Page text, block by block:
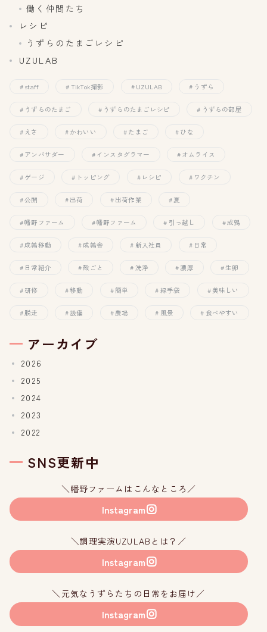
働く仲間たち
レシピ
うずらのたまごレシピ
UZULAB
staff TikTok撮影 UZULAB うずら
うずらのたまご うずらのたまごレシピ うずらの部屋
えさ かわいい たまご ひな
アンバサダー インスタグラマー オムライス
ゲージ トッピング レシピ ワクチン
公開 出荷 出荷作業 夏
幡野ファーム 幡野ファーム 引っ越し 成鶉
成鶉移動 成鶉舎 新入社員 日常
日常紹介 殻ごと 洗浄 濃厚 生卵
研修 移動 簡単 緑手袋 美味しい
脱走 設備 農場 風景 食べやすい
アーカイブ
2026
2025
2024
2023
2022
SNS更新中
＼幡野ファームはこんなところ／
Instagram
＼調理実演UZULABとは？／
Instagram
＼元気なうずらたちの日常をお届け／
Instagram